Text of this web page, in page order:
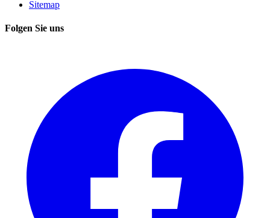
Sitemap
Folgen Sie uns